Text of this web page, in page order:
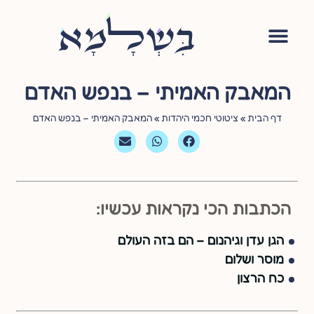
המאבק האמיתי – בנפש האדם
דף הבית » ציטוטי חכמי היהדות »המאבק האמיתי – בנפש האדם
הכתבות הכי נקראות עכשיו:
הגן עדן וגיהנום – הם בזה העולם
מוסר ושלום
כח הרצון